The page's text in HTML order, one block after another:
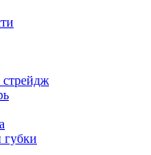
стрейдж
губки